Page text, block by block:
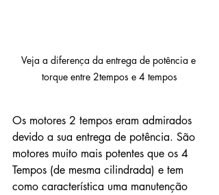
Veja a diferença da entrega de potência e
torque entre 2tempos e 4 tempos
Os motores 2 tempos eram admirados
devido a sua entrega de potência. São
motores muito mais potentes que os 4
Tempos (de mesma cilindrada) e tem
como característica uma manutenção